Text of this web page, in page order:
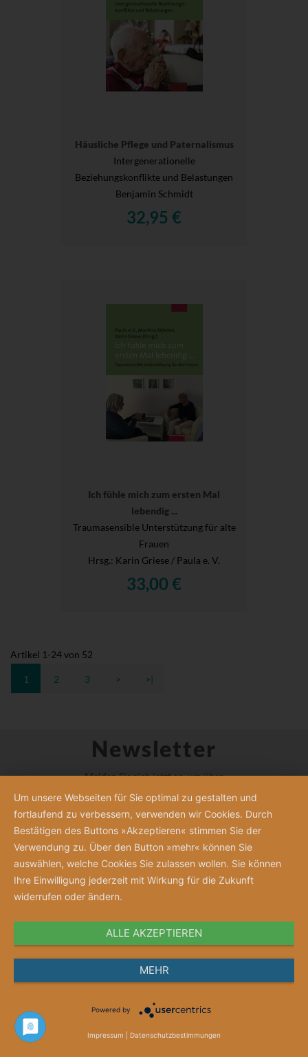
Häusliche Pflege und Paternalismus
Intergenerationelle
Beziehungskonflikte und Belastungen
Benjamin Schmidt
32,95 €
Ich fühle mich zum ersten Mal
lebendig ...
Traumasensible Unterstützung für alte
Frauen
Hrsg.: Karin Griese / Paula e. V.
33,00 €
Artikel 1 -24von 52
1 2 3 > >|
Newsletter
Melden Sie sich jetzt an, um über
Neuigkeiten und Angebote informiert zu
Abonnieren
AGB
Versandhinweise
Was wir machen
Um unsere Webseiten für Sie optimal zu gestalten und
fortlaufend zu verbessern, verwenden wir Cookies. Durch
Bestätigen des Buttons »Akzeptieren« stimmen Sie der
Verwendung zu. Über den Button »mehr« können Sie
auswählen, welche Cookies Sie zulassen wollen. Sie können
Ihre Einwilligung jederzeit mit Wirkung für die Zukunft
widerrufen oder ändern.
ALLE AKZEPTIEREN
MEHR
Powered by
Impressum Datenschutzbestimmungen